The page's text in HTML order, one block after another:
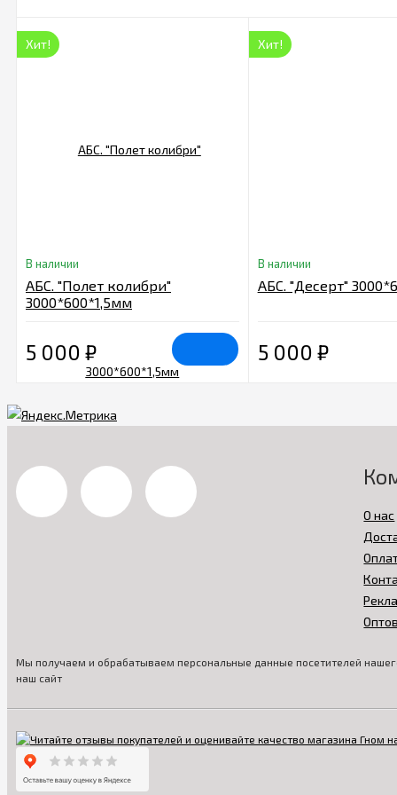
Хит!
В наличии
АБС. "Полет колибри"
3000*600*1,5мм
5 000 ₽
Хит!
В наличии
АБС. "Десерт"
5 000 ₽
О нас
Мы получаем и обрабатываем персональные данные посетителей
наш сайт